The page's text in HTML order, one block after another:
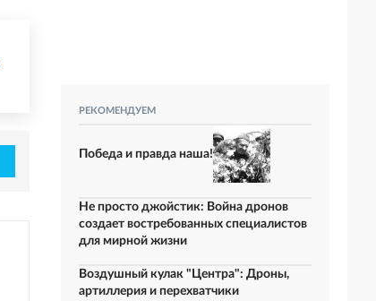
РЕКОМЕНДУЕМ
Победа и правда наша!
Не просто джойстик: Война дронов
создает востребованных специалистов
для мирной жизни
Воздушный кулак "Центра": Дроны,
артиллерия и перехватчики